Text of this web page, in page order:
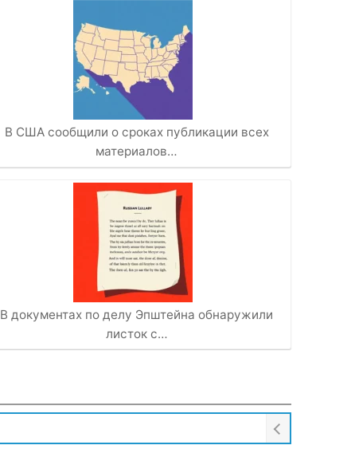
В США сообщили о сроках публикации всех
материалов…
В документах по делу Эпштейна обнаружили
листок с…